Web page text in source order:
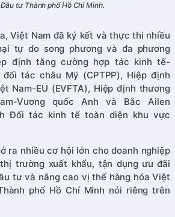
tư Thành phố Hồ Chí Minh.
Việt Nam đã ký kết và thực thi nhiều
tự do song phương và đa phương
định tăng cường hợp tác kinh tế-
tác châu Mỹ (CPTPP), Hiệp định
Nam-EU (EVFTA), Hiệp định thương
Vương quốc Anh và Bắc Ailen
Đối tác kinh tế toàn diện khu vực
ra nhiều cơ hội lớn cho doanh nghiệp
trường xuất khẩu, tận dụng ưu đãi
tư và nâng cao vị thế hàng hóa Việt
phố Hồ Chí Minh nói riêng trên